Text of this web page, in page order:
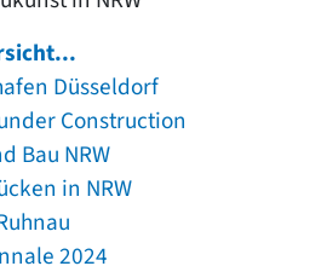
Düsseldorf
Construction
Bau NRW
in NRW
2024